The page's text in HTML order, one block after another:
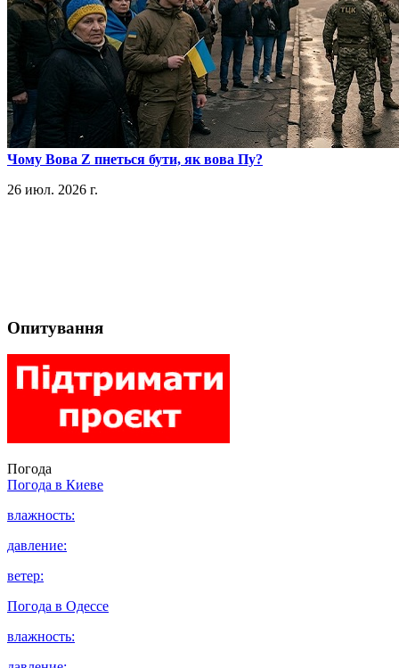
​Чому Вова Z пнеться бути, як вова Пу?
26 июл. 2026 г.
Опитування
Погода
Погода в Киеве
влажность:
давление:
ветер:
Погода в Одессе
влажность: